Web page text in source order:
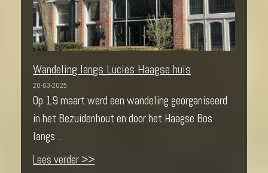
Wandeling langs Lucies Haagse huis
20-03-2025
Op 19 maart werd een wandeling georganiseerd
in het Bezuidenhout en door het Haagse Bos
langs ...
Lees verder >>